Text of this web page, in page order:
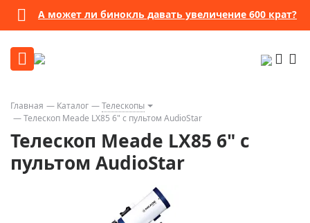
А может ли бинокль давать увеличение 600 крат?
Главная Каталог
Телескопы
Телескоп Meade LX85 6" с пультом AudioStar
Телескоп Meade LX85 6" с
пультом AudioStar